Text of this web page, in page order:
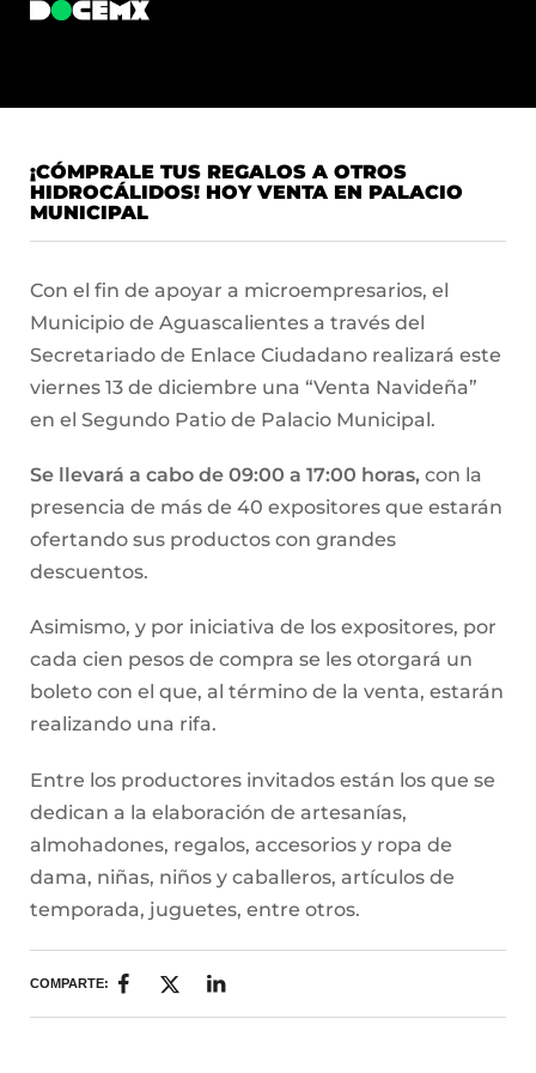
¡CÓMPRALE TUS REGALOS A OTROS
HIDROCÁLIDOS! HOY VENTA EN PALACIO
MUNICIPAL
Con el fin de apoyar a microempresarios, el
Municipio de Aguascalientes a través del
Secretariado de Enlace Ciudadano realizará este
viernes 13 de diciembre una “Venta Navideña”
en el Segundo Patio de Palacio Municipal.
Se llevará a cabo de 09:00 a 17:00 horas, con la
presencia de más de 40 expositores que estarán
ofertando sus productos con grandes
descuentos.
Asimismo, y por iniciativa de los expositores, por
cada cien pesos de compra se les otorgará un
boleto con el que, al término de la venta, estarán
realizando una rifa.
Entre los productores invitados están los que se
dedican a la elaboración de artesanías,
almohadones, regalos, accesorios y ropa de
dama, niñas, niños y caballeros, artículos de
temporada, juguetes, entre otros.
COMPARTE: